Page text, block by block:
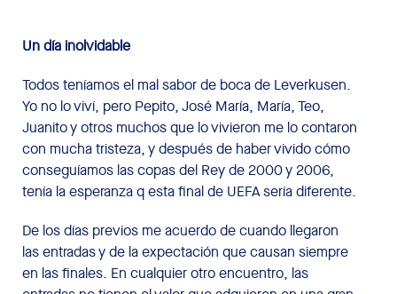
Un día inolvidable
Todos teníamos el mal sabor de boca de Leverkusen.
Yo no lo viví, pero Pepito, José María, María, Teo,
Juanito y otros muchos que lo vivieron me lo contaron
con mucha tristeza, y después de haber vivido cómo
conseguíamos las copas del Rey de 2000 y 2006,
tenía la esperanza q esta final de UEFA sería diferente.
De los días previos me acuerdo de cuando llegaron
las entradas y de la expectación que causan siempre
en las finales. En cualquier otro encuentro, las